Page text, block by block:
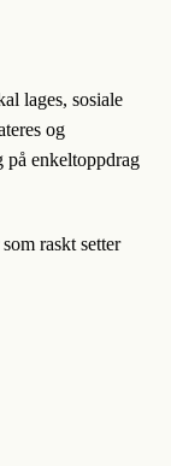
lages, sosiale
og
på enkeltoppdrag
raskt setter